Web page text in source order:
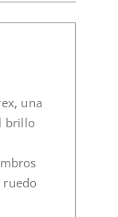
una
brillo
ruedo